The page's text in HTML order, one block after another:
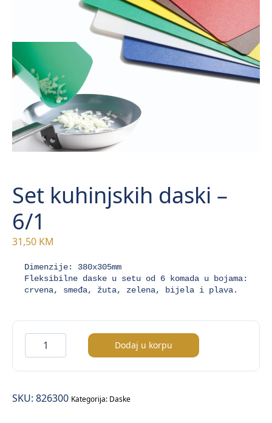
Set kuhinjskih daski –
6/1
31,50 KM
Dimenzije: 380x305mm
Fleksibilne daske u setu od 6 komada u bojama:
crvena, smeđa, žuta, zelena, bijela i plava.
kuhinjskih
daski
6/1
Dodaj u korpu
SKU: 826300 Kategorija: Daske